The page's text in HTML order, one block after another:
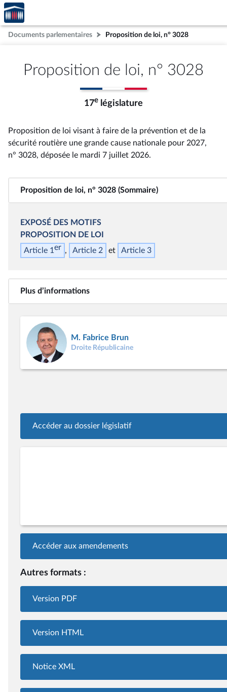
Aller au contenu
Aller en bas de la page
Accèder
à la
page
d'accueil
Documents parlementaires Proposition de loi, n° 3028
Proposition de loi, n° 3028
17e législature
Proposition de loi visant à faire de la prévention et de la
sécurité routière une grande cause nationale pour 2027,
n° 3028, déposée le mardi 7 juillet 2026.
Proposition de loi, n° 3028 (Sommaire)
EXPOSÉ DES MOTIFS
PROPOSITION DE LOI
Article 1er Article 2 Article 3
Plus d’informations
M. Fabrice Brun
Droite Républicaine
Accéder au dossier législatif
Accéder aux amendements
Autres formats :
Version PDF
Version HTML
Notice XML